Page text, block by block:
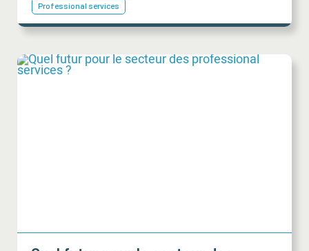
Professional services